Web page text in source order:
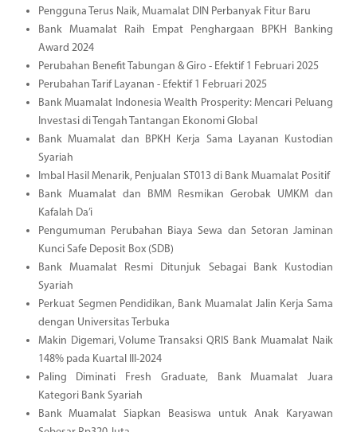
Pengguna Terus Naik, Muamalat DIN Perbanyak Fitur Baru
Bank Muamalat Raih Empat Penghargaan BPKH Banking
Award 2024
Perubahan Benefit Tabungan & Giro - Efektif 1 Februari 2025
Perubahan Tarif Layanan - Efektif 1 Februari 2025
Bank Muamalat Indonesia Wealth Prosperity: Mencari Peluang
Investasi di Tengah Tantangan Ekonomi Global
Bank Muamalat dan BPKH Kerja Sama Layanan Kustodian
Syariah
Imbal Hasil Menarik, Penjualan ST013 di Bank Muamalat Positif
Bank Muamalat dan BMM Resmikan Gerobak UMKM dan
Kafalah Da’i
Pengumuman Perubahan Biaya Sewa dan Setoran Jaminan
Kunci Safe Deposit Box (SDB)
Bank Muamalat Resmi Ditunjuk Sebagai Bank Kustodian
Syariah
Perkuat Segmen Pendidikan, Bank Muamalat Jalin Kerja Sama
dengan Universitas Terbuka
Makin Digemari, Volume Transaksi QRIS Bank Muamalat Naik
148% pada Kuartal III-2024
Paling Diminati Fresh Graduate, Bank Muamalat Juara
Kategori Bank Syariah
Bank Muamalat Siapkan Beasiswa untuk Anak Karyawan